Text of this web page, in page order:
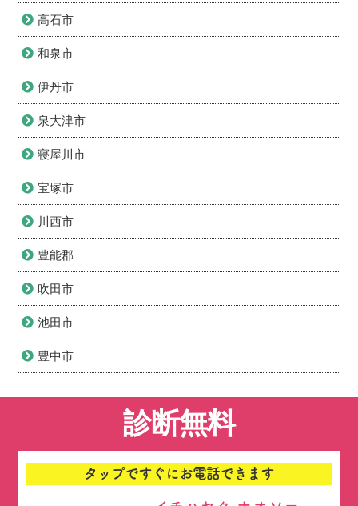
高石市
和泉市
伊丹市
泉大津市
寝屋川市
宝塚市
川西市
豊能郡
吹田市
池田市
豊中市
診断無料
タップですぐにお電話できます